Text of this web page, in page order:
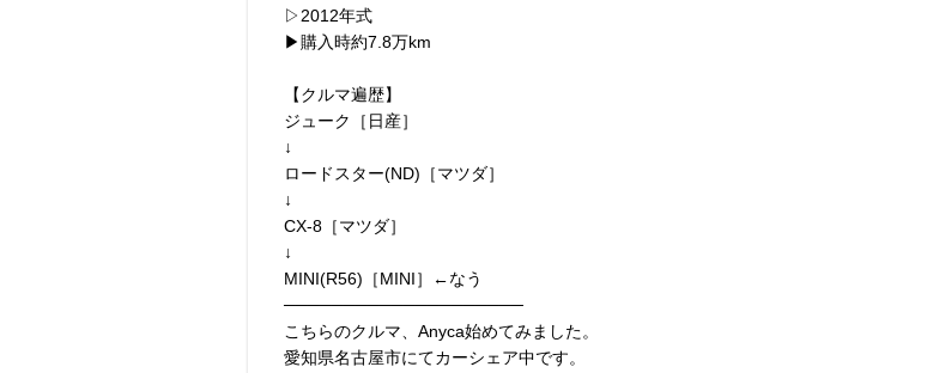
▷2012年式
▶︎購入時約7.8万km
【クルマ遍歴】
ジューク［日産］
↓
ロードスター(ND)［マツダ］
↓
CX-8［マツダ］
↓
MINI(R56)［MINI］←なう
────────────────────
こちらのクルマ、Anyca始めてみました。
愛知県名古屋市にてカーシェア中です。